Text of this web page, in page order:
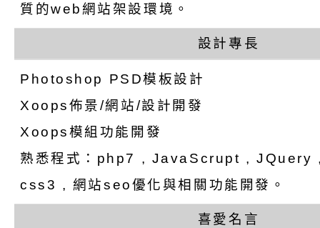
質的web網站架設環境。
設計專長
Photoshop PSD模板設計
Xoops佈景/網站/設計開發
Xoops模組功能開發
熟悉程式：php7 , JavaScrupt ,
css3 , 網站seo優化與相關功能開發。
喜愛名言